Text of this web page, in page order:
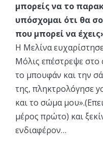
μπορείς να το
υπόσχομαι ότι θα
που μπορεί να
Η Μελίνα
Μόλις επέστρεψε
το μπουφάν και την
της, πληκτρολόγησε
και το σώμα
μέρος πρώτο) και
ενδιαφέρον…